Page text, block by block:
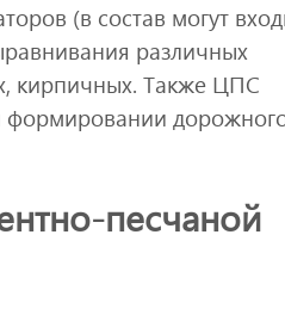
(в состав могут
различных
кирпичных. Также ЦПС
формировании
песчаной